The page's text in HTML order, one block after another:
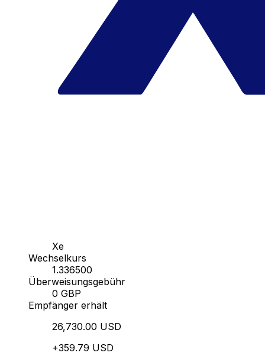
Xe
Wechselkurs
1.336500
Überweisungsgebühr
0 GBP
Empfänger erhält
26,730.00 USD
+359.79 USD